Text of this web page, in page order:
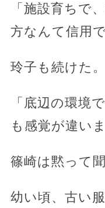
「施設育ちで
方なんて信用
玲子も続けた。
「底辺の環境
も感覚が違い
篠崎は黙って
幼い頃、古い